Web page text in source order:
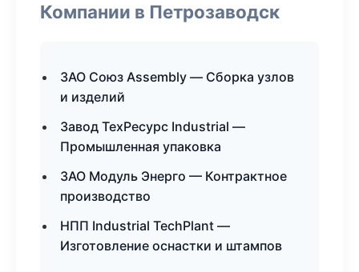
Компании в Петрозаводск
ЗАО Союз Assembly — Сборка узлов
и изделий
Завод ТехРесурс Industrial —
Промышленная упаковка
ЗАО Модуль Энерго — Контрактное
производство
НПП Industrial TechPlant —
Изготовление оснастки и штампов